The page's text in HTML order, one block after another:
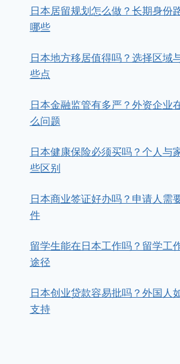
日本居留规划怎么做？长期身份
哪些
日本地方移居值得吗？选择区域
些点
日本金融监管有多严？外资企业
么问题
日本健康保险必须买吗？个人与
些区别
日本商业签证好办吗？申请人需
件
留学生能在日本工作吗？留学工
途径
日本创业贷款容易批吗？外国人
支持